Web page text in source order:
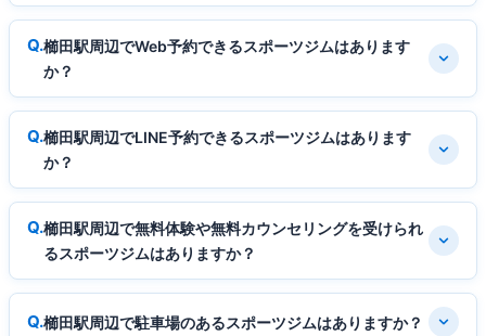
櫛田駅周辺でWeb予約できるスポーツジムはあります
か？
櫛田駅周辺でLINE予約できるスポーツジムはあります
か？
櫛田駅周辺で無料体験や無料カウンセリングを受けられ
るスポーツジムはありますか？
櫛田駅周辺で駐車場のあるスポーツジムはありますか？